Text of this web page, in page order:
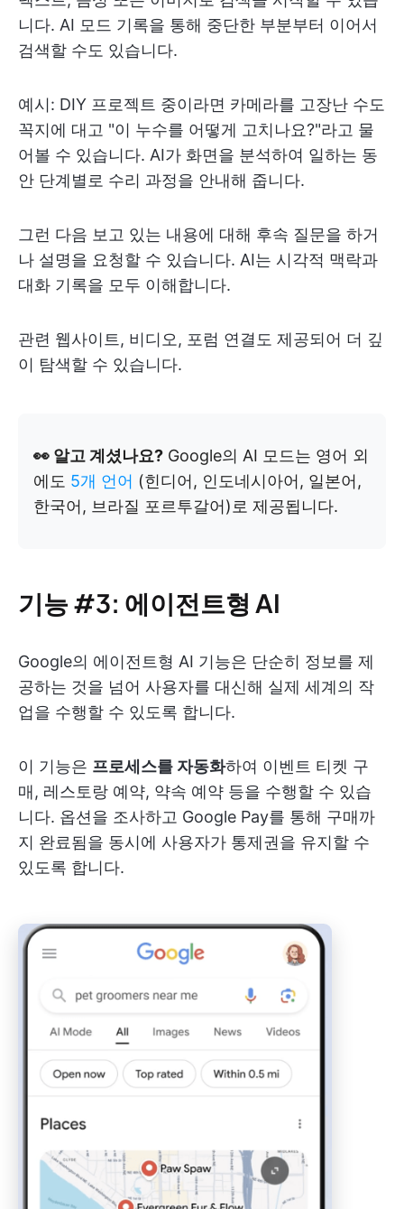
니다. AI 모드 기록을 통해 중단한 부분부터 이어서
검색할 수도 있습니다.
예시: DIY 프로젝트 중이라면 카메라를 고장난 수도
꼭지에 대고 "이 누수를 어떻게 고치나요?"라고 물
어볼 수 있습니다. AI가 화면을 분석하여 일하는 동
안 단계별로 수리 과정을 안내해 줍니다.
그런 다음 보고 있는 내용에 대해 후속 질문을 하거
나 설명을 요청할 수 있습니다. AI는 시각적 맥락과
대화 기록을 모두 이해합니다.
관련 웹사이트, 비디오, 포럼 연결도 제공되어 더 깊
이 탐색할 수 있습니다.
👀 알고 계셨나요? Google의 AI 모드는 영어 외
에도 5개 언어 (힌디어, 인도네시아어, 일본어,
한국어, 브라질 포르투갈어)로 제공됩니다.
기능 #3: 에이전트형 AI
Google의 에이전트형 AI 기능은 단순히 정보를 제
공하는 것을 넘어 사용자를 대신해 실제 세계의 작
업을 수행할 수 있도록 합니다.
이 기능은 프로세스를 자동화하여 이벤트 티켓 구
매, 레스토랑 예약, 약속 예약 등을 수행할 수 있습
니다. 옵션을 조사하고 Google Pay를 통해 구매까
지 완료됨을 동시에 사용자가 통제권을 유지할 수
있도록 합니다.